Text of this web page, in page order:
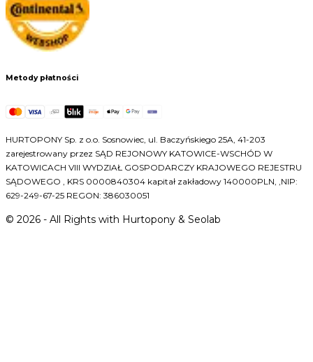
Metody płatności
HURTOPONY Sp. z o.o. Sosnowiec, ul. Baczyńskiego 25A, 41-203
zarejestrowany przez SĄD REJONOWY KATOWICE-WSCHÓD W
KATOWICACH VIII WYDZIAŁ GOSPODARCZY KRAJOWEGO REJESTRU
SĄDOWEGO , KRS 0000840304 kapitał zakładowy 140000PLN, ,NIP:
629-249-67-25 REGON: 386030051
© 2026 - All Rights with Hurtopony & Seolab